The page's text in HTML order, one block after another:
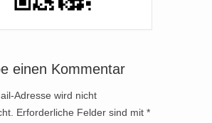
einen Kommentar
Adresse wird nicht
Erforderliche Felder sind mit *